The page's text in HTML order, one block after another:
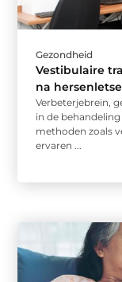
Gezondheid
Vestibulaire
na
Verbeterjebrein,
in de
methoden zoals
ervaren ...